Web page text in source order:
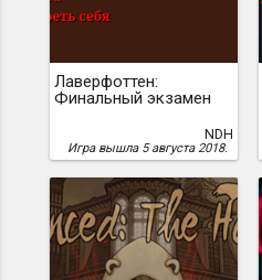
Лаверфоттен:
Финальный экзамен
NDH
Игра вышла 5 августа 2018.